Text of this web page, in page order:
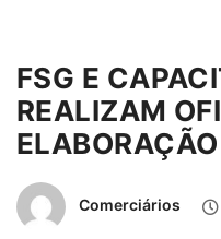
FSG E
REALIZAM
Comerciários